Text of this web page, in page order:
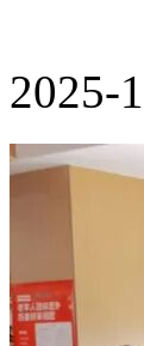
2025-